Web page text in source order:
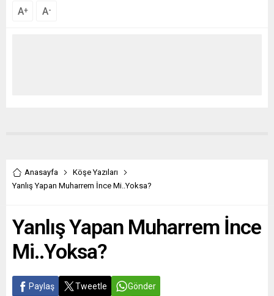
A+ A-
Anasayfa
Köşe Yazıları
Yanlış Yapan Muharrem İnce Mi..Yoksa?
Yanlış Yapan Muharrem İnce
Mi..Yoksa?
Paylaş Tweetle Gönder